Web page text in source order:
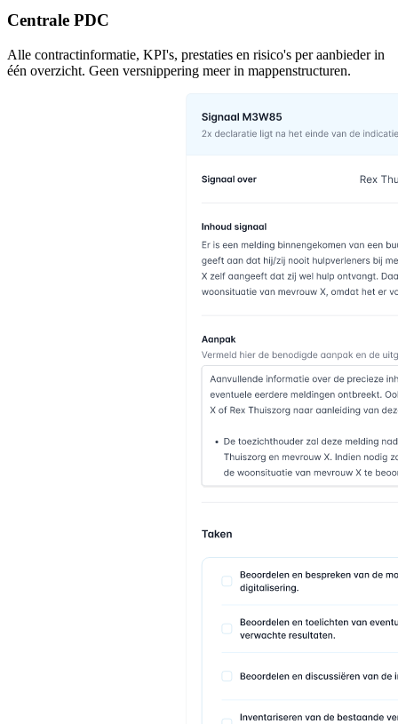
Centrale PDC
Alle contractinformatie, KPI's, prestaties en risico's per aanbieder in
één overzicht. Geen versnippering meer in mappenstructuren.